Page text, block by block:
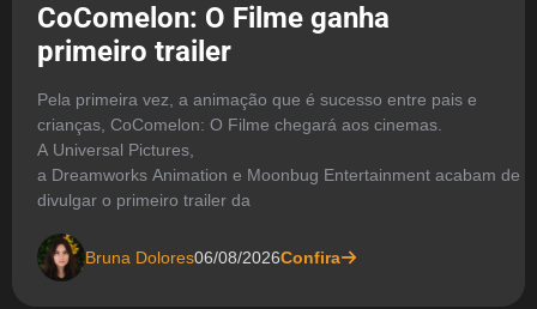
CoComelon: O Filme ganha
primeiro trailer
Pela primeira vez, a animação que é sucesso entre pais e
crianças, CoComelon: O Filme chegará aos cinemas.
A Universal Pictures,
a Dreamworks Animation e Moonbug Entertainment acabam de
divulgar o primeiro trailer da
Bruna Dolores06/08/2026Confira